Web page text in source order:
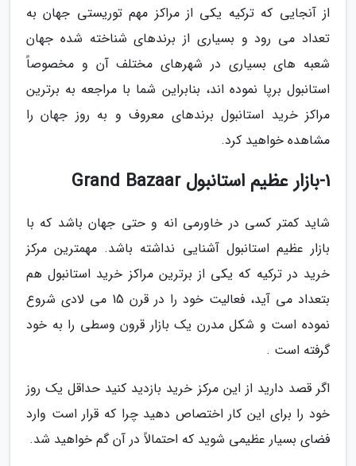
از آنجایی که ترکیه یکی از مراکز مهم توریستی جهان به
تعداد می رود و بسیاری از برندهای شناخته شده جهان
شعبه های بسیاری در شهرهای مختلف آن و مخصوصاً
استانبول برپا نموده اند، بنابراین شما با مراجعه به برترین
مراکز خرید استانبول برندهای معروف و به روز جهان را
مشاهده خواهید کرد.
1-بازار عظیم استانبول Grand Bazaar
شاید کمتر کسی در خاورمی انه و حتی جهان باشد که با
بازار عظیم استانبول آشنایی نداشته باشد. مهمترین مرکز
خرید در ترکیه که یکی از برترین مراکز خرید استانبول هم
بتعداد می آید، فعالیت خود را در قرن 15 می لادی شروع
نموده است و شکل مدرن یک بازار قرون وسطی را به خود
گرفته است .
اگر قصد دارید از این مرکز خرید بازدید کنید حداقل یک روز
خود را برای این کار اختصاص دهید چرا که قرار است وارد
فضای بسیار عظیمی شوید که احتمالاً در آن گم خواهید شد.